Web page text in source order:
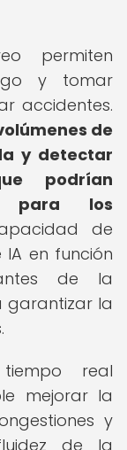
permiten
y tomar
accidentes.
de
y detectar
podrían
para los
de
en función
de la
garantizar la
real
mejorar la
y
de la